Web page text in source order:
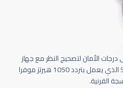
الأمان لتصحيج النظر مع جهاز
Schwind Amaris 1050 الذي يعمل بتردد 1050 هيرتز موفرا
القرنية.